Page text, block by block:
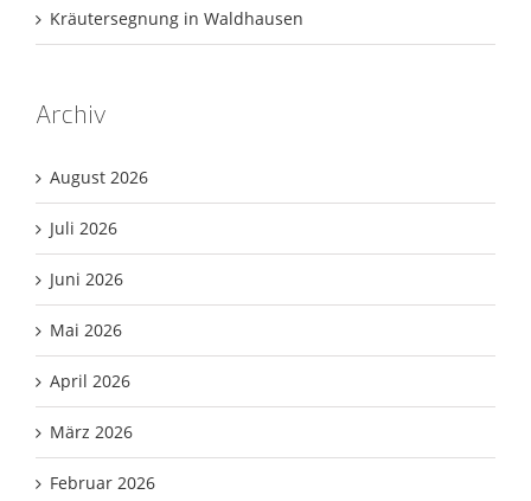
Kräutersegnung in Waldhausen
Archiv
August 2026
Juli 2026
Juni 2026
Mai 2026
April 2026
März 2026
Februar 2026